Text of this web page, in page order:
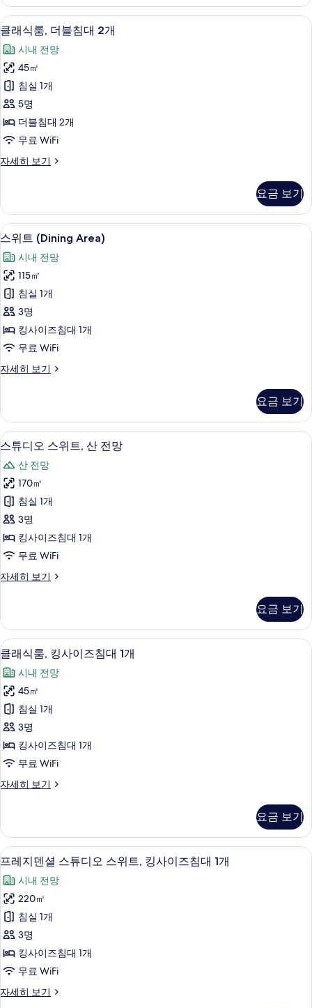
자
세
보
기
클
래
식
룸,
더
블
침
대
2
사
진
모
두
보
기
클래식룸, 더블침대 2개 | 욕실 | 별도
5
클래식룸, 더블침대 2개
시내 전망
45㎡
침실 1개
5명
더블침대 2개
무료 WiFi
자세히 보기
클
더
블
침
2
개
자
세
히
보
기
요금 보기
스
위
트
(Dining
Area)
사
진
모
두
스위트 (Dining Area) | 고급 침구, 오
9
스위트 (Dining Area)
시내 전망
115㎡
침실 1개
3명
킹사이즈침대 1개
무료 WiFi
자세히 보기
스
Area)
자
세
보
기
요금 보기
스
디
오
스
위
트,
산
전
사
진
모
두
보
기
스튜디오 스위트, 산 전망 | 고급 침구,
6
스튜디오 스위트, 산 전망
산 전망
170㎡
침실 1개
3명
킹사이즈침대 1개
무료 WiFi
자세히 보기
스
스
위
트,
전
망
자
세
히
보
기
요금 보기
클
래
식
룸,
킹
사
이
즈
침
1
개
사
진
모
두
보
기
5
클래식룸, 킹사이즈침대 1개
시내 전망
45㎡
침실 1개
3명
킹사이즈침대 1개
무료 WiFi
자세히 보기
클
킹
사
이
침
대
개
자
세
히
보
요금 보기
프
레
지
덴
셜
스
튜
디
오
프레지덴셜 스튜디오 스위트, 킹사이
5
프레지덴셜 스튜디오 스위트, 킹사이즈침대 1개
시내 전망
220㎡
침실 1개
3명
킹사이즈침대 1개
무료 WiFi
자세히 보기
프